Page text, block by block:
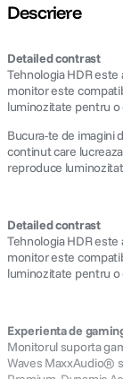
Descriere
Detailed contrast
Tehnologia HDR
monitor este
luminozitate pentru o
Bucura-te de imagini
continut care
reproduce
Detailed contrast
Tehnologia HDR
monitor este
luminozitate pentru o
Experienta de
Monitorul suporta
Waves MaxxAudio®